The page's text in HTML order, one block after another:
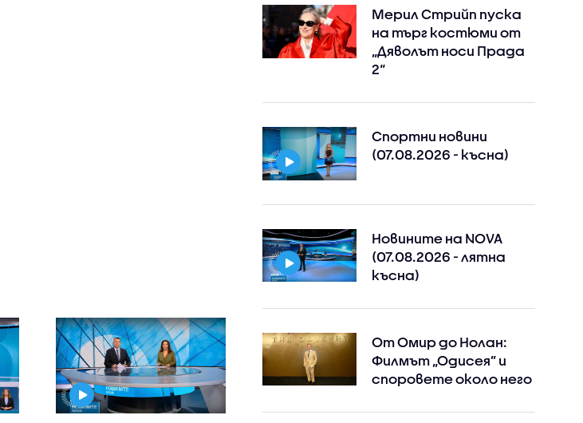
Мерил Стрийп пуска
на търг костюми от
„Дяволът носи Прада
2“
Спортни новини
(07.08.2026 - късна)
Новините на NOVA
(07.08.2026 - лятна
късна)
От Омир до Нолан:
Филмът „Одисея” и
споровете около него